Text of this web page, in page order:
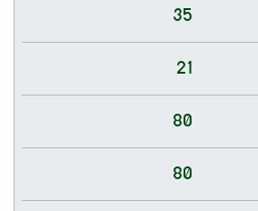
35
21
80
80